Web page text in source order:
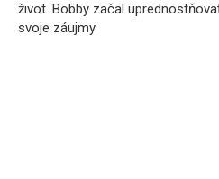
život. Bobby začal
svoje záujmy